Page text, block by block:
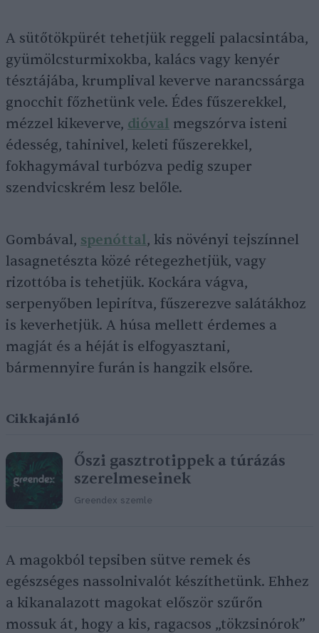
A sütőtökpürét tehetjük reggeli palacsintába,
gyümölcsturmixokba, kalács vagy kenyér
tésztájába, krumplival keverve narancssárga
gnocchit főzhetünk vele. Édes fűszerekkel,
mézzel kikeverve, dióval megszórva isteni
édesség, tahinivel, keleti fűszerekkel,
fokhagymával turbózva pedig szuper
szendvicskrém lesz belőle.
Gombával, spenóttal, kis növényi tejszínnel
lasagnetészta közé rétegezhetjük, vagy
rizottóba is tehetjük. Kockára vágva,
serpenyőben lepirítva, fűszerezve salátákhoz
is keverhetjük. A húsa mellett érdemes a
magját és a héját is elfogyasztani,
bármennyire furán is hangzik elsőre.
Cikkajánló
Őszi gasztrotippek a túrázás
szerelmeseinek
Greendex szemle
A magokból tepsiben sütve remek és
egészséges nassolnivalót készíthetünk. Ehhez
a kikanalazott magokat először szűrőn
mossuk át, hogy a kis, ragacsos „tökzsinórok”